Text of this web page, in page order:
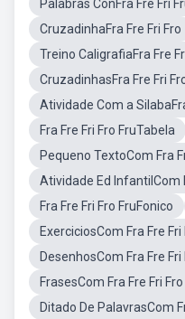
Palabras ConFra Fre Fri
CruzadinhaFra Fre Fri Fro
Treino CaligrafiaFra Fre
CruzadinhasFra Fre Fri
Atividade Com a
Fra Fre Fri Fro FruTabela
Pequeno TextoCom Fra
Atividade Ed InfantilCom
Fra Fre Fri Fro FruFonico
ExerciciosCom Fra Fre Fri
DesenhosCom Fra Fre Fri
FrasesCom Fra Fre Fri Fro
Ditado De PalavrasCom